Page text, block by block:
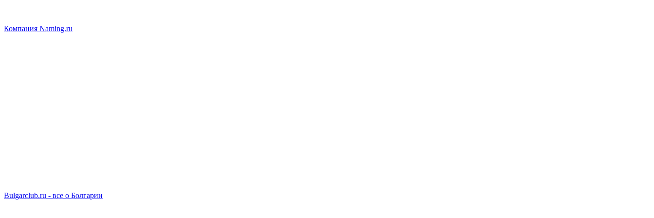
Компания Naming.ru
Bulgarclub.ru - все о Болгарии